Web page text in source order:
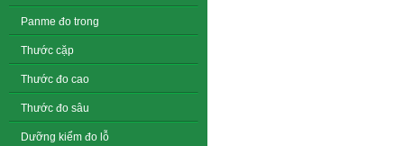
Panme đo trong
Thước cặp
Thước đo cao
Thước đo sâu
Dưỡng kiểm đo lỗ